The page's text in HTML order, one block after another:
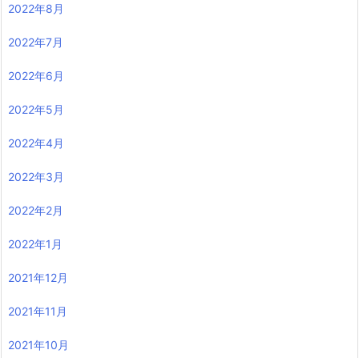
2022年8月
2022年7月
2022年6月
2022年5月
2022年4月
2022年3月
2022年2月
2022年1月
2021年12月
2021年11月
2021年10月